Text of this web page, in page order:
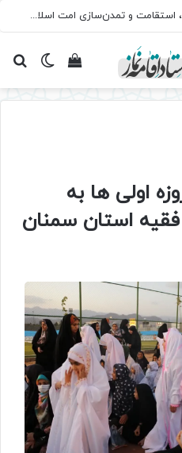
سروده‌ «اربعین»؛ روایت حماسه، استقامت و تمدن‌سازی امت اسلامی
تغییرمشاهده
اولی ها به
فقیه استان سمنان